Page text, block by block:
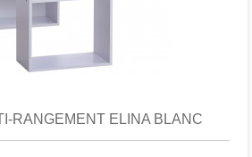
RANGEMENT ELINA BLANC
Favori